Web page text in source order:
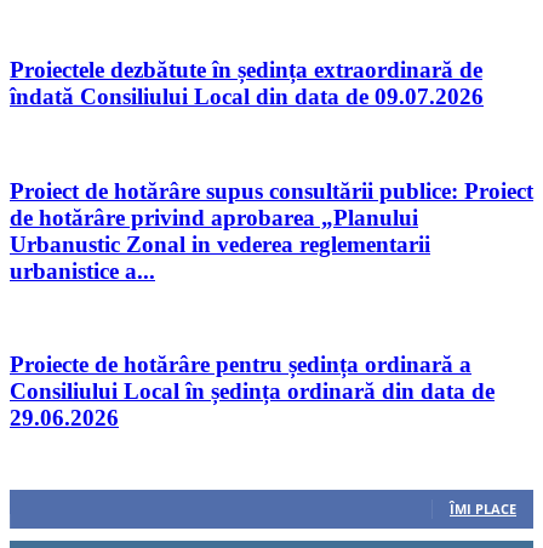
Proiectele dezbătute în ședința extraordinară de
îndată Consiliului Local din data de 09.07.2026
Proiect de hotărâre supus consultării publice: Proiect
de hotărâre privind aprobarea „Planului
Urbanustic Zonal in vederea reglementarii
urbanistice a...
Proiecte de hotărâre pentru ședința ordinară a
Consiliului Local în ședința ordinară din data de
29.06.2026
ÎMI PLACE